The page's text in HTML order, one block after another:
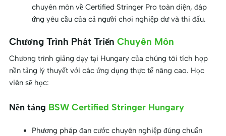
chuyên môn về Certified Stringer Pro toàn diện, đáp
ứng yêu cầu của cả người chơi nghiệp dư và thi đấu.
Chương Trình Phát Triển Chuyên Môn
Chương trình giảng dạy tại Hungary của chúng tôi tích hợp
nền tảng lý thuyết với các ứng dụng thực tế nâng cao. Học
viên sẽ học:
Nền tảng BSW Certified Stringer Hungary
Phương pháp đan cước chuyên nghiệp đúng chuẩn